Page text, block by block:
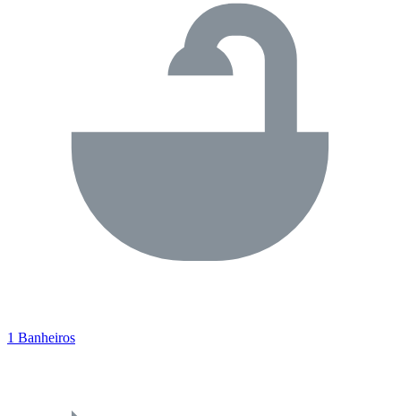
1 Banheiros